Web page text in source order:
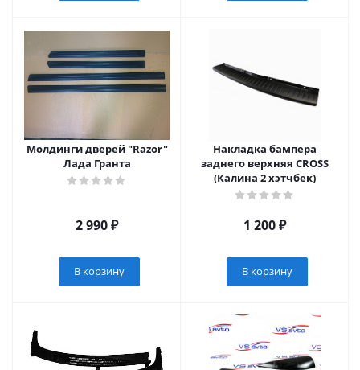
Молдинги дверей "Razor"
Лада Гранта
2 990₽
В корзину
Накладка бампера
заднего верхняя CROSS
(Калина 2 хэтчбек)
1 200₽
В корзину